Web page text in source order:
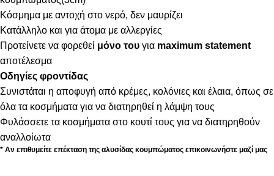
Κόσμημα με αντοχή στο νερό, δεν μαυρίζει
Κατάλληλο και για άτομα με αλλεργίες
Προτείνετε να φορεθεί μόνο του για maximum statement
αποτέλεσμα
Οδηγίες φροντίδας
Συνιστάται η αποφυγή από κρέμες, κολόνιες και έλαια, όπως σε
όλα τα κοσμήματα για να διατηρηθεί η λάμψη τους
Φυλάσσετε τα κοσμήματα στο κουτί τους για να διατηρηθούν
αναλλοίωτα
* Αν επιθυμείτε επέκταση της αλυσίδας κουμπώματος επικοινωνήστε μαζί μας